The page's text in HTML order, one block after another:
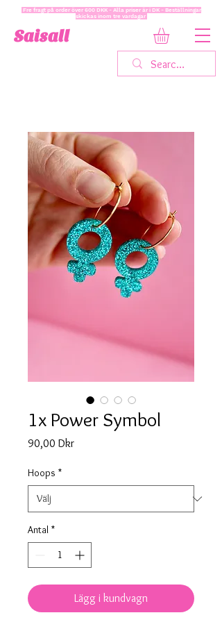
Saisall
Fre fragt på order över 600 DKK - Alla priser är i DK - Beställningar
skickas inom tre vardagar
1x Power Symbol
90,00 DkrPris
Hoops *
Antal *
Lägg i kundvagn